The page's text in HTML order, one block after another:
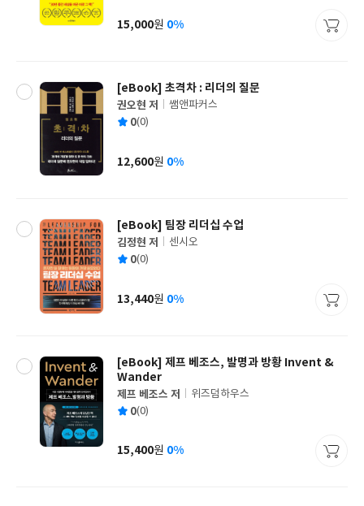
사
가
15,000원 0%
[eBook] 초격차 : 리더의 질문
글
쓴
권오현 저
출
사
쌤앤파커스
평 0(0)
가
12,600원 0%
[eBook] 팀장 리더십 수업
글
쓴
김정현 저
출
사
센시오
평 0(0)
가
13,440원 0%
[eBook] 제프 베조스, 발명과 방황 Invent &
Wander
글
쓴
제프 베조스 저
출
사
위즈덤하우스
평 0(0)
가
15,400원 0%